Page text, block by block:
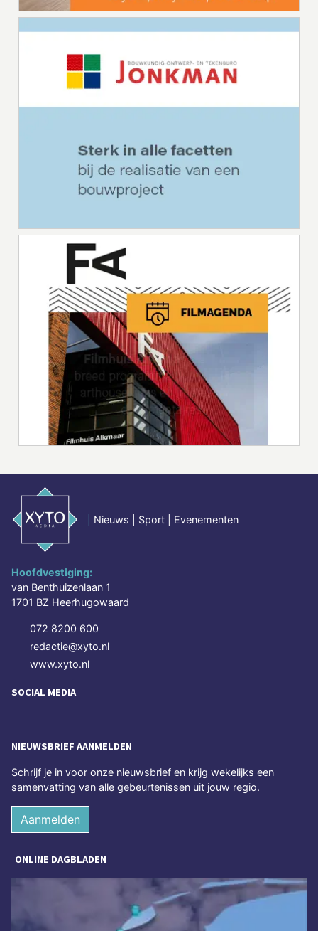
Nieuws | Sport | Evenementen
Hoofdvestiging:
van Benthuizenlaan 1
1701 BZ Heerhugowaard
072 8200 600
redactie@xyto.nl
www.xyto.nl
SOCIAL MEDIA
NIEUWSBRIEF AANMELDEN
Schrijf je in voor onze nieuwsbrief en krijg wekelijks een
samenvatting van alle gebeurtenissen uit jouw regio.
Aanmelden
ONLINE DAGBLADEN